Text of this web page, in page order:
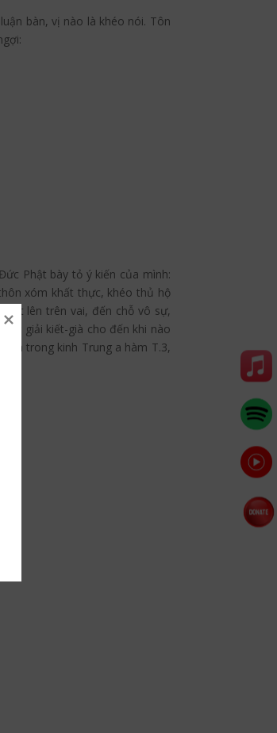
bàn, vị nào là khéo nói. Tôn
Phật bày tỏ ý kiến của mình:
xóm khất thực, khéo thủ hộ
vắt lên trên vai, đến chỗ vô sự,
giải kiết-già cho đến khi nào
, in trong kinh Trung a hàm T.3,